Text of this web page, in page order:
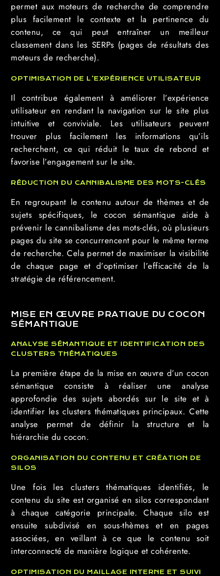
permet aux moteurs de recherche de comprendre
plus facilement le contexte et la pertinence du
contenu, ce qui peut entraîner un meilleur
classement dans les SERPs (pages de résultats des
moteurs de recherche).
OPTIMISATION DE L’EXPÉRIENCE UTILISATEUR
Il contribue également à améliorer l’expérience
utilisateur en rendant la navigation sur le site plus
intuitive et conviviale. Les utilisateurs peuvent
trouver plus facilement les informations qu’ils
recherchent, ce qui réduit le taux de rebond et
favorise l’engagement sur le site.
RÉDUCTION DU CANNIBALISME DES MOTS-CLÉS
En regroupant le contenu autour de thèmes et de
sujets spécifiques, le cocon sémantique aide à
prévenir le cannibalisme des mots-clés, où plusieurs
pages du site se concurrencent pour le même terme
de recherche. Cela permet de maximiser la visibilité
de chaque page et d’optimiser l’efficacité de la
stratégie de référencement.
MISE EN ŒUVRE PRATIQUE DU COCON
SÉMANTIQUE
ANALYSE SÉMANTIQUE ET IDENTIFICATION DES
CLUSTERS THÉMATIQUES
La première étape de la mise en œuvre d’un cocon
sémantique consiste à réaliser une analyse
approfondie des sujets abordés sur le site et à
identifier les clusters thématiques principaux. Cette
analyse permet de définir la structure et la
hiérarchie du cocon.
ORGANISATION DU CONTENU ET CRÉATION DE
SILOS
Une fois les clusters thématiques identifiés, le
contenu du site est organisé en silos correspondant
à chaque catégorie principale. Chaque silo est
ensuite subdivisé en sous-thèmes et en pages
associées, en veillant à ce que le contenu soit
interconnecté de manière logique et cohérente.
OPTIMISATION DU MAILLAGE INTERNE ET SUIVI